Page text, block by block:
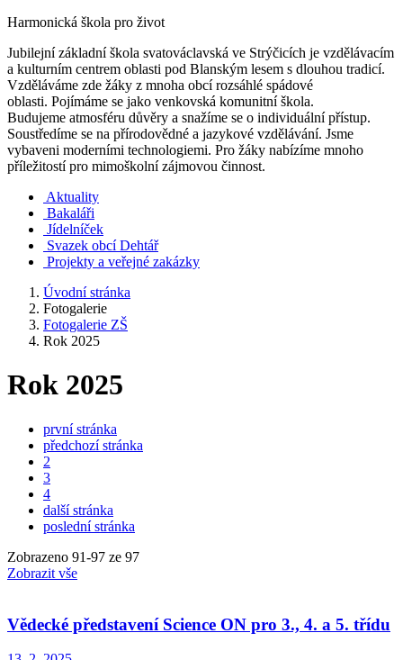
Harmonická škola pro život
Jubilejní základní škola svatováclavská ve Strýčicích je vzdělávacím
a kulturním centrem oblasti pod Blanským lesem s dlouhou tradicí.
Vzděláváme zde žáky z mnoha obcí rozsáhlé spádové
oblasti. Pojímáme se jako venkovská komunitní škola.
Budujeme atmosféru důvěry a snažíme se o individuální přístup.
Soustředíme se na přírodovědné a jazykové vzdělávání. Jsme
vybaveni moderními technologiemi. Pro žáky nabízíme mnoho
příležitostí pro mimoškolní zájmovou činnost.
Aktuality
Bakaláři
Jídelníček
Svazek obcí Dehtář
Projekty a veřejné zakázky
Úvodní stránka
Fotogalerie
Fotogalerie ZŠ
Rok 2025
Rok 2025
první stránka
předchozí stránka
2
3
4
další stránka
poslední stránka
Zobrazeno 91-97 ze 97
Zobrazit vše
Vědecké představení Science ON pro 3., 4. a 5. třídu